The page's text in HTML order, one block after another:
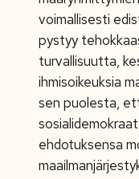
voimallisesti
pystyy
turvallisuutta,
ihmisoikeuksia
sen puolesta,
ehdotuksensa